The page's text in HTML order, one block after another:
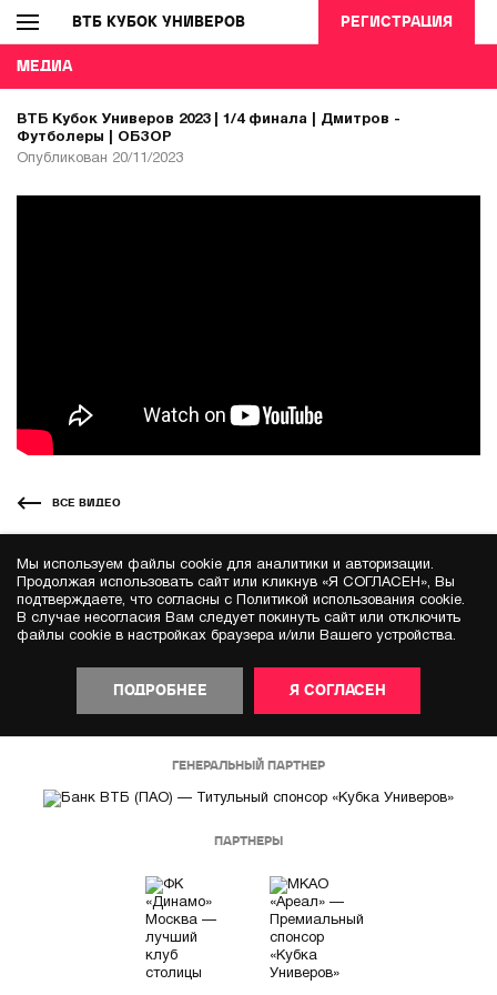
ВТБ КУБОК УНИВЕРОВ РЕГИСТРАЦИЯ
МЕДИА
ВТБ Кубок Универов 2023 | 1/4 финала | Дмитров -
Футболеры | ОБЗОР
Опубликован 20/11/2023
ВСЕ ВИДЕО
Мы используем файлы cookie для аналитики и авторизации.
Продолжая использовать сайт или кликнув «Я СОГЛАСЕН», Вы
подтверждаете, что согласны с Политикой использования cookie.
В случае несогласия Вам следует покинуть сайт или отключить
файлы cookie в настройках браузера и/или Вашего устройства.
ПОДРОБНЕЕ Я СОГЛАСЕН
ГЕНЕРАЛЬНЫЙ ПАРТНЕР
ПАРТНЕРЫ